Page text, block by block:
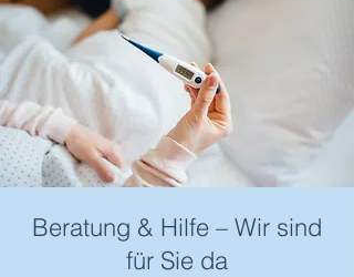
Beratung & Hilfe – Wir sind
für Sie da